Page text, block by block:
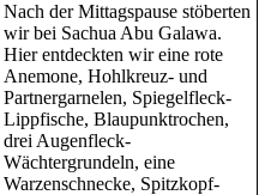
Nach der Mittagspause stöberten
wir bei Sachua Abu Galawa.
Hier entdeckten wir eine rote
Anemone, Hohlkreuz- und
Partnergarnelen, Spiegelfleck-
Lippfische, Blaupunktrochen,
drei Augenfleck-
Wächtergrundeln, eine
Warzenschnecke, Spitzkopf-